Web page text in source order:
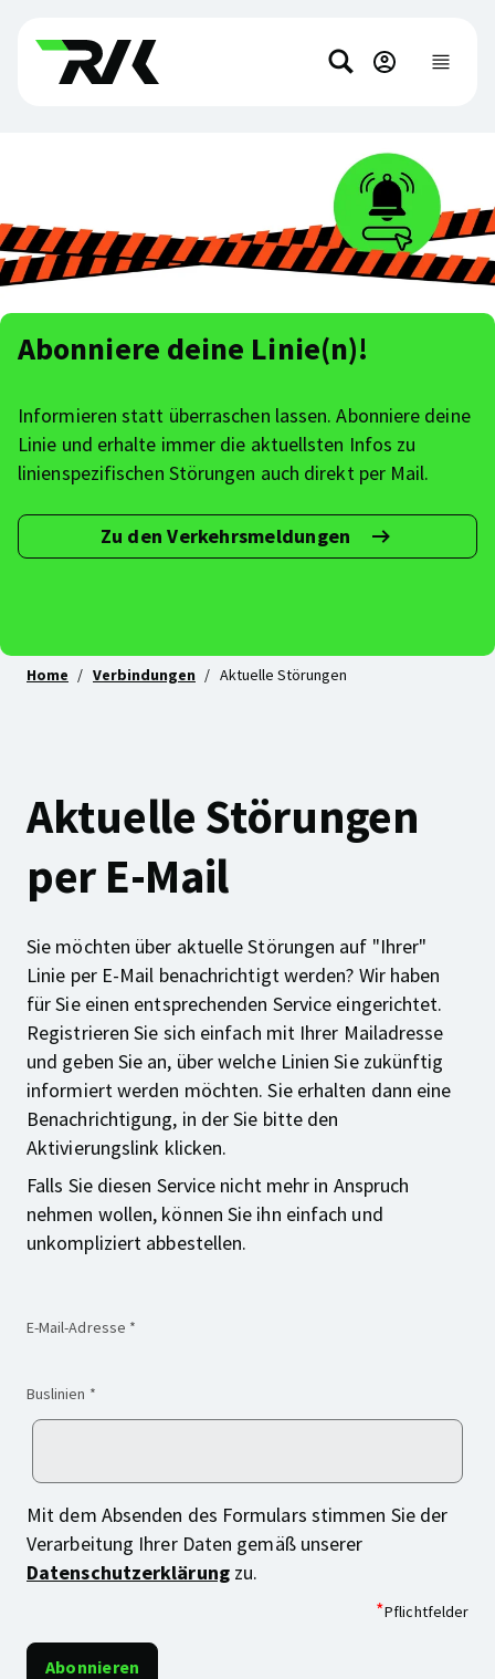
Hauptinhalt
Footer-
Suchen
Abonniere deine Linie(n)!
Informieren statt überraschen lassen. Abonniere deine
Linie und erhalte immer die aktuellsten Infos zu
linienspezifischen Störungen auch direkt per Mail.
Zu den Verkehrsmeldungen
Abonniere
deine
Home Verbindungen Aktuelle Störungen
Aktuelle Störungen
per E-Mail
Sie möchten über aktuelle Störungen auf "Ihrer"
Linie per E-Mail benachrichtigt werden? Wir haben
für Sie einen entsprechenden Service eingerichtet.
Registrieren Sie sich einfach mit Ihrer Mailadresse
und geben Sie an, über welche Linien Sie zukünftig
informiert werden möchten. Sie erhalten dann eine
Benachrichtigung, in der Sie bitte den
Aktivierungslink klicken.
Falls Sie diesen Service nicht mehr in Anspruch
nehmen wollen, können Sie ihn einfach und
unkompliziert abbestellen.
E-Mail-Adresse *(Pflichtfeld)
Buslinien *(Pflichtfeld)
Mit dem Absenden des Formulars stimmen Sie der
Verarbeitung Ihrer Daten gemäß unserer
Datenschutzerklärungzu.
*Pflichtfelder